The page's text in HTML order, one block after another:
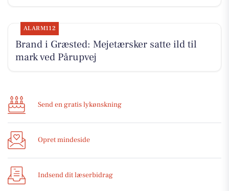
ALARM112
Brand i Græsted: Mejetærsker satte ild til
mark ved Pårupvej
Send en gratis lykønskning
Opret mindeside
Indsend dit læserbidrag